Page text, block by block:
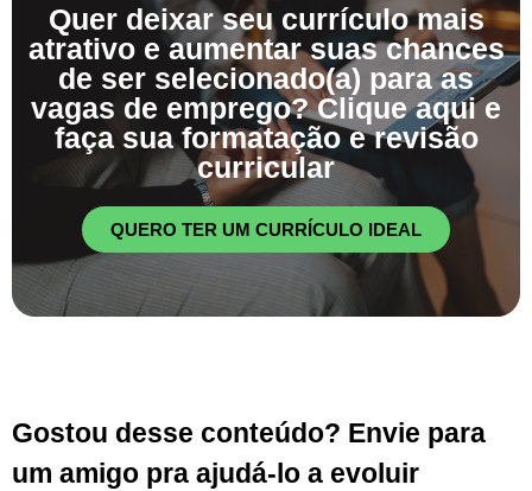
Quer deixar seu currículo mais
atrativo e aumentar suas chances
de ser selecionado(a) para as
vagas de emprego? Clique aqui e
faça sua formatação e revisão
curricular
QUERO TER UM CURRÍCULO IDEAL
Gostou desse conteúdo? Envie para
um amigo pra ajudá-lo a evoluir